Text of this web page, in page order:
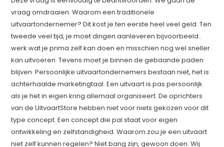
vraag omdraaien. Waarom een traditionele
uitvaartondernemer? Dit kost je ten eerste heel veel geld. Ten
tweede veel tijd, je moet dingen aanleveren bijvoorbeeld..
werk wat je prima zelf kan doen en misschien nog wel sneller
kan uitvoeren. Tevens moet je binnen de gebaande paden
blijven. Persoonlijke uitvaartondernemers bestaan niet, het is
achterhaalde marketingtaal. Een uitvaart is pas persoonlijk
als je het in eigen kring allemaal organiseert. De oprichters
van de UitvaartStore hebben niet voor niets gekozen voor dit
type concept. Een concept die pal staat voor eigen
ontwikkeling en zelfstandigheid. Waarom zou je een uitvaart
niet zelf kunnen regelen? Niet bang zijn, gewoon doen. Wij